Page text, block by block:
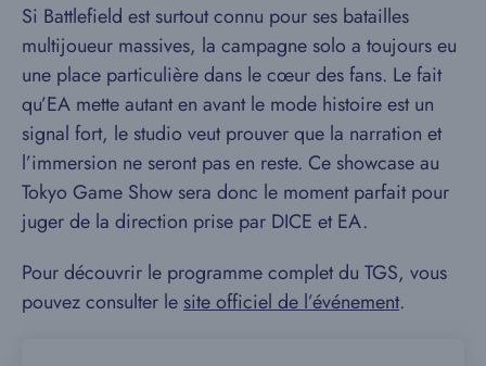
Si Battlefield est surtout connu pour ses batailles
multijoueur massives, la campagne solo a toujours eu
une place particulière dans le cœur des fans. Le fait
qu’EA mette autant en avant le mode histoire est un
signal fort, le studio veut prouver que la narration et
l’immersion ne seront pas en reste. Ce showcase au
Tokyo Game Show sera donc le moment parfait pour
juger de la direction prise par DICE et EA.
Pour découvrir le programme complet du TGS, vous
pouvez consulter le site officiel de l’événement.